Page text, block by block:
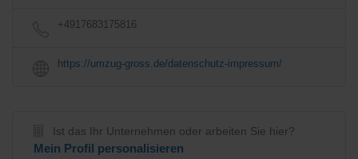
+4917683175816
https://umzug-gross.de/datenschutz-impressum/
Ist das Ihr Unternehmen oder arbeiten Sie hier?
Mein Profil personalisieren